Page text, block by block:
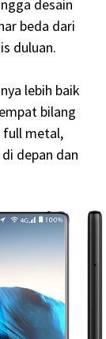
desain
beda dari
duluan.
lebih baik
bilang
full metal,
depan dan